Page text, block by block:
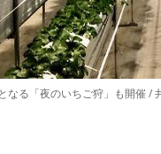
なる「夜のいちご狩」も開催 /